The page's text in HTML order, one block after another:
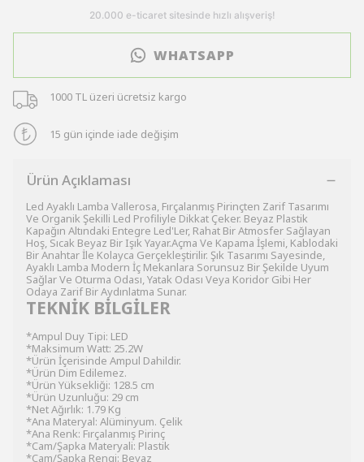
WHATSAPP
1000 TL üzeri ücretsiz kargo
15 gün içinde iade değişim
Ürün Açıklaması
Led Ayaklı Lamba Vallerosa, Fırçalanmış Pirinçten Zarif Tasarımı
Ve Organik Şekilli Led Profiliyle Dikkat Çeker. Beyaz Plastik
Kapağın Altındaki Entegre Led'Ler, Rahat Bir Atmosfer Sağlayan
Hoş, Sıcak Beyaz Bir Işık Yayar.Açma Ve Kapama İşlemi, Kablodaki
Bir Anahtar İle Kolayca Gerçekleştirilir. Şık Tasarımı Sayesinde,
Ayaklı Lamba Modern İç Mekanlara Sorunsuz Bir Şekilde Uyum
Sağlar Ve Oturma Odası, Yatak Odası Veya Koridor Gibi Her
Odaya Zarif Bir Aydınlatma Sunar.
TEKNİK BİLGİLER
*Ampul Duy Tipi: LED
*Maksimum Watt: 25.2W
*Ürün İçerisinde Ampul Dahildir.
*Ürün Dim Edilemez.
*Ürün Yüksekliği: 128.5 cm
*Ürün Uzunluğu: 29 cm
*Net Ağırlık: 1.79 Kg
*Ana Materyal: Alüminyum. Çelik
*Ana Renk: Fırçalanmış Pirinç
*Cam/Şapka Materyali: Plastik
*Cam/Şapka Rengi: Beyaz